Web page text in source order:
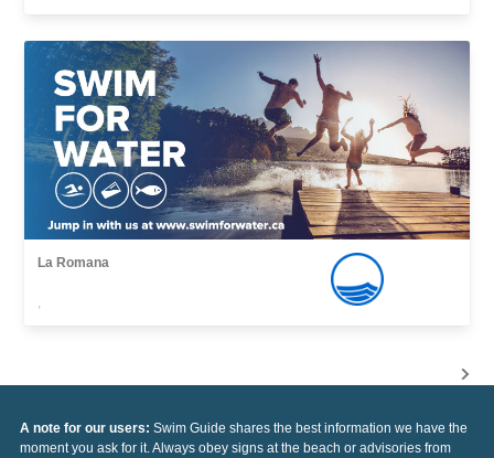
La Romana
,
A note for our users: Swim Guide shares the best information we have the
moment you ask for it. Always obey signs at the beach or advisories from